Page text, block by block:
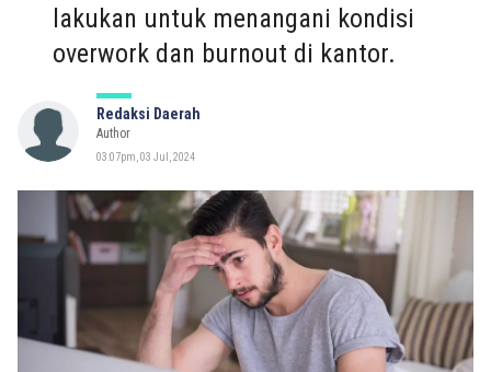
lakukan untuk menangani kondisi
overwork dan burnout di kantor.
Redaksi Daerah
Author
03:07pm, 03 Jul, 2024